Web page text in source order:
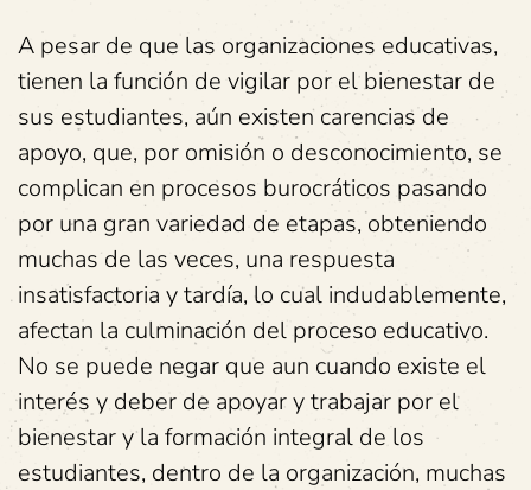
A pesar de que las organizaciones educativas,
tienen la función de vigilar por el bienestar de
sus estudiantes, aún existen carencias de
apoyo, que, por omisión o desconocimiento, se
complican en procesos burocráticos pasando
por una gran variedad de etapas, obteniendo
muchas de las veces, una respuesta
insatisfactoria y tardía, lo cual indudablemente,
afectan la culminación del proceso educativo.
No se puede negar que aun cuando existe el
interés y deber de apoyar y trabajar por el
bienestar y la formación integral de los
estudiantes, dentro de la organización, muchas